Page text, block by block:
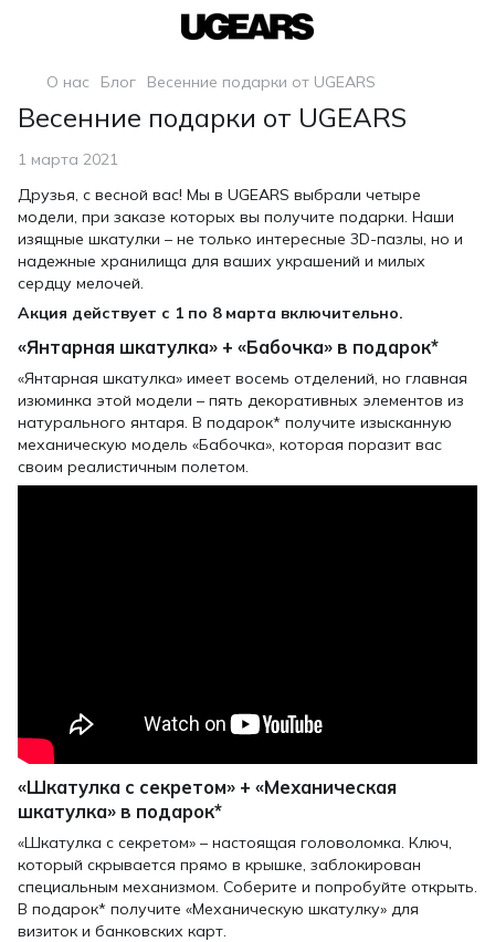
О нас Блог Весенние подарки от UGEARS
Весенние подарки от UGEARS
1 марта 2021
Друзья, с весной вас! Мы в UGEARS выбрали четыре
модели, при заказе которых вы получите подарки. Наши
изящные шкатулки – не только интересные 3D-пазлы, но и
надежные хранилища для ваших украшений и милых
сердцу мелочей.
Акция действует с 1 по 8 марта включительно.
«Янтарная шкатулка» + «Бабочка» в подарок*
«Янтарная шкатулка» имеет восемь отделений, но главная
изюминка этой модели – пять декоративных элементов из
натурального янтаря. В подарок* получите изысканную
механическую модель «Бабочка», которая поразит вас
своим реалистичным полетом.
«Шкатулка с секретом» + «Механическая
шкатулка» в подарок*
«Шкатулка с секретом» – настоящая головоломка. Ключ,
который скрывается прямо в крышке, заблокирован
специальным механизмом. Соберите и попробуйте открыть.
В подарок* получите «Механическую шкатулку» для
визиток и банковских карт.